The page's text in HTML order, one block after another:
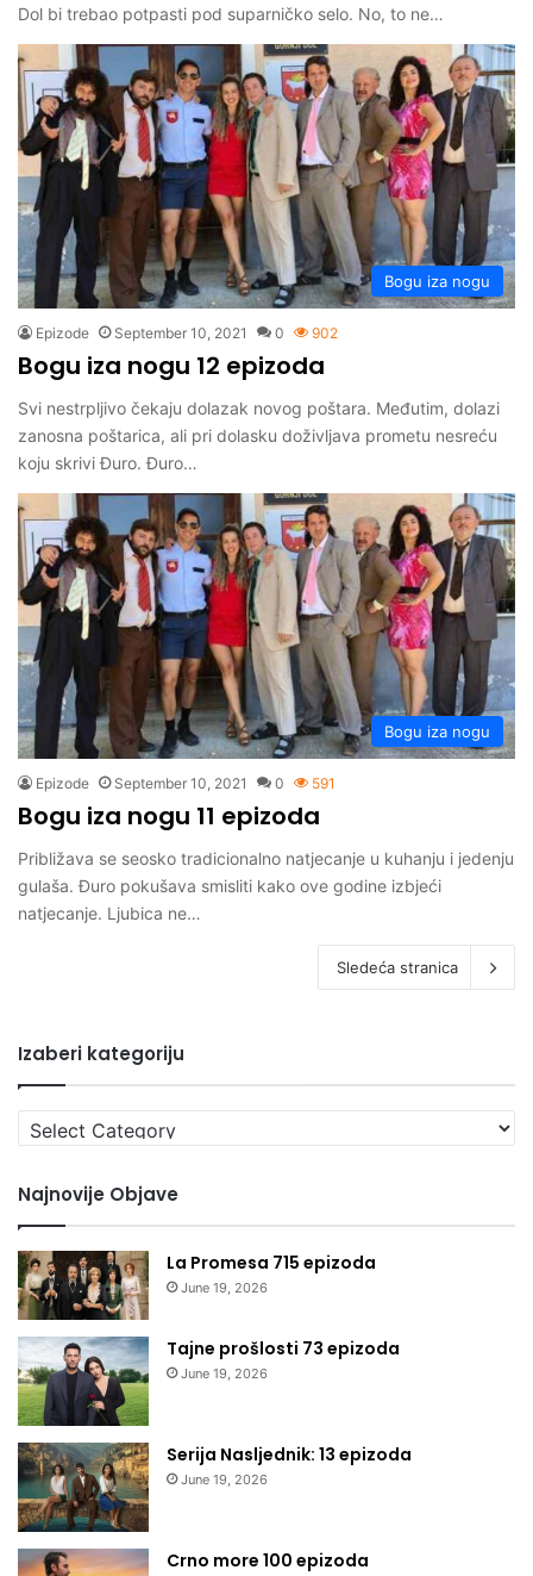
Dol bi trebao potpasti pod suparničko selo. No, to ne…
Bogu iza nogu
Epizode September 10, 2021 0 902
Bogu iza nogu 12 epizoda
Svi nestrpljivo čekaju dolazak novog poštara. Međutim, dolazi
zanosna poštarica, ali pri dolasku doživljava prometu nesreću
koju skrivi Đuro. Đuro…
Bogu iza nogu
Epizode September 10, 2021 0 591
Bogu iza nogu 11 epizoda
Približava se seosko tradicionalno natjecanje u kuhanju i jedenju
gulaša. Đuro pokušava smisliti kako ove godine izbjeći
natjecanje. Ljubica ne…
Sledeća stranica
Izaberi kategoriju
Izaberi
kategoriju
Najnovije Objave
La Promesa 715 epizoda
June 19, 2026
Tajne prošlosti 73 epizoda
June 19, 2026
Serija Nasljednik: 13 epizoda
June 19, 2026
Crno more 100 epizoda